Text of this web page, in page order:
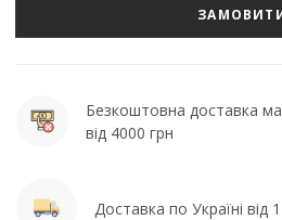
Безкоштовна доставка
від 4000 грн
Доставка по Україні від